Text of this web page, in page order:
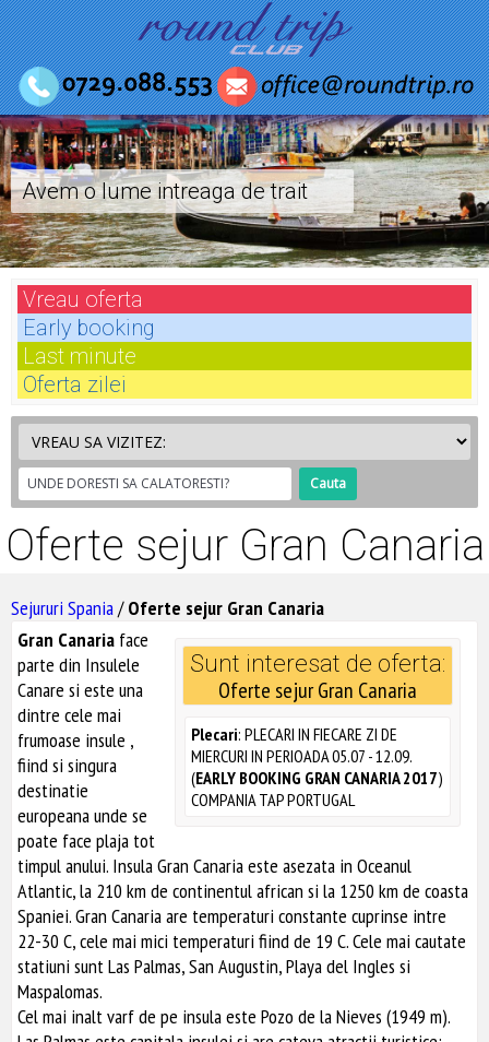
Avem o lume intreaga de trait
Vreau oferta
Early booking
Last minute
Oferta zilei
Oferte sejur Gran Canaria
Sejururi Spania/Oferte sejur Gran Canaria
Sunt interesat de oferta:
Oferte sejur Gran Canaria
Plecari: PLECARI IN FIECARE ZI DE
MIERCURI IN PERIOADA 05.07 - 12.09.
(EARLY BOOKING GRAN CANARIA 2017)
COMPANIA TAP PORTUGAL
Gran Canaria face
parte din Insulele
Canare si este una
dintre cele mai
frumoase insule ,
fiind si singura
destinatie
europeana unde se
poate face plaja tot
timpul anului. Insula Gran Canaria este asezata in Oceanul
Atlantic, la 210 km de continentul african si la 1250 km de coasta
Spaniei. Gran Canaria are temperaturi constante cuprinse intre
22-30 C, cele mai mici temperaturi fiind de 19 C. Cele mai cautate
statiuni sunt Las Palmas, San Augustin, Playa del Ingles si
Maspalomas.
Cel mai inalt varf de pe insula este Pozo de la Nieves (1949 m).